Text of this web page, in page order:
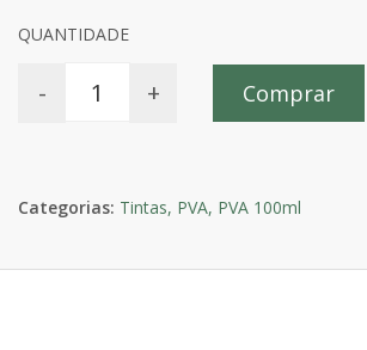
QUANTIDADE
- + Comprar
Categorias: Tintas, PVA, PVA 100ml